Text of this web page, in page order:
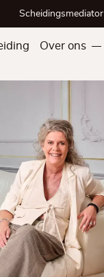
Scheidingsmediator
Over ons